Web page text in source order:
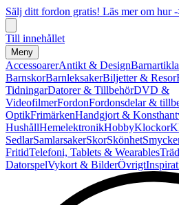
Sälj ditt fordon gratis! Läs mer om hur
Till innehållet
Meny
AccessoarerAntikt & Design
BarnskorBarnleksakerBiljetter & Resor
TidningarDatorer & TillbehörDVD &
VideofilmerFordonFordonsdelar &
OptikFrimärkenHandgjort &
HushållHemelektronikHobbyKlockor
SedlarSamlarsakerSkorSkönhet
FritidTelefoni, Tablets & Wearables
DatorspelVykort & BilderÖvrigt